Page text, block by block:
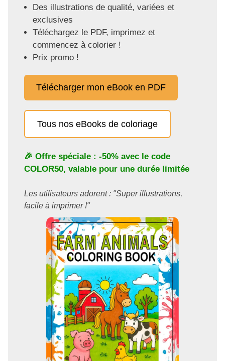
Des illustrations de qualité, variées et
exclusives
Téléchargez le PDF, imprimez et
commencez à colorier !
Prix promo !
Télécharger mon eBook en PDF
Tous nos eBooks de coloriage
🎉 Offre spéciale : -50% avec le code
COLOR50, valable pour une durée limitée
Les utilisateurs adorent : "Super illustrations,
facile à imprimer !"